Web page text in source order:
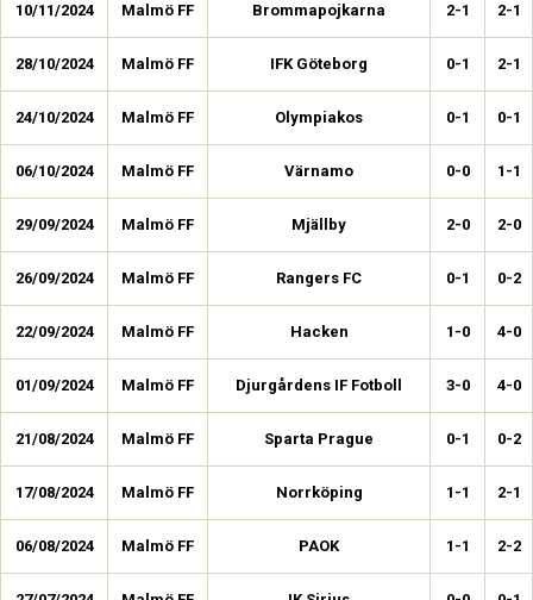
10/11/2024 Malmö FF Brommapojkarna 2-1 2-1
28/10/2024 Malmö FF IFK Göteborg 0-1 2-1
24/10/2024 Malmö FF Olympiakos 0-1 0-1
06/10/2024 Malmö FF Värnamo 0-0 1-1
29/09/2024 Malmö FF Mjällby 2-0 2-0
26/09/2024 Malmö FF Rangers FC 0-1 0-2
22/09/2024 Malmö FF Hacken 1-0 4-0
01/09/2024 Malmö FF Djurgårdens IF Fotboll 3-0 4-0
21/08/2024 Malmö FF Sparta Prague 0-1 0-2
17/08/2024 Malmö FF Norrköping 1-1 2-1
06/08/2024 Malmö FF PAOK 1-1 2-2